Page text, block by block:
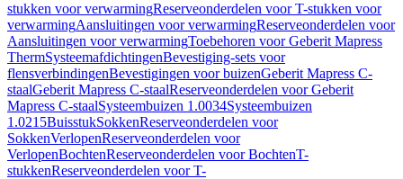
stukken voor verwarmingReserveonderdelen voor T-stukken voor
verwarmingAansluitingen voor verwarmingReserveonderdelen voor
Aansluitingen voor verwarmingToebehoren voor Geberit Mapress
ThermSysteemafdichtingenBevestiging-sets voor
flensverbindingenBevestigingen voor buizenGeberit Mapress C-
staalGeberit Mapress C-staalReserveonderdelen voor Geberit
Mapress C-staalSysteembuizen 1.0034Systeembuizen
1.0215BuisstukSokkenReserveonderdelen voor
SokkenVerlopenReserveonderdelen voor
VerlopenBochtenReserveonderdelen voor BochtenT-
stukkenReserveonderdelen voor T-